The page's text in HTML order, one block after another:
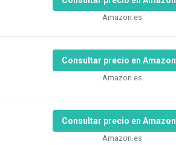
Amazon.es
Consultar precio en Amazon
Amazon.es
Consultar precio en Amazon
Amazon.es